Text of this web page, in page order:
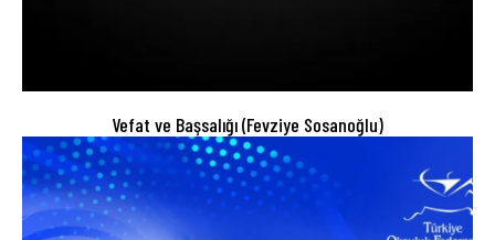
Vefat ve Başsalığı (Fevziye Sosanoğlu)